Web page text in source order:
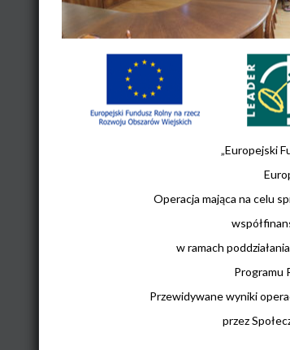
„Europejski
Operacja mająca na celu
w ramach
Programu
Przewidywane wyniki
przez